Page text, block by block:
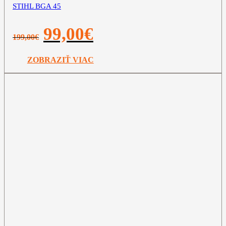
STIHL BGA 45
199,00€
Pôvodná
cena
199,00€.
99,00€
ZOBRAZIŤ VIAC